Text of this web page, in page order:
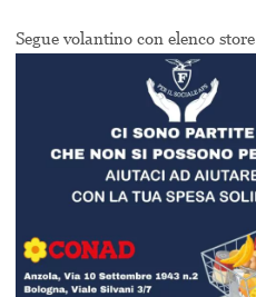
Segue volantino con elenco store